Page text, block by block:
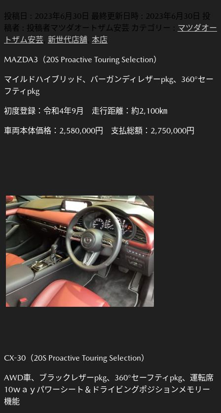
投稿日 : 2023年6月30日 最終更新日時 : 2023年6月30日 投
稿者 : 投稿者マツダオートザム安芸 カテゴリー : マツダオー
トザム安芸, 新世代店舗, 本店
MAZDA3（20S Proactive Touring Selection）
マイルドハイブリッド、バーガンディレザーpkg、360°セー
フティpkg
初度登録：令和4年9月 走行距離：約2,100㎞
車両本体価格：2,580,000円 支払総額：2,750,000円
CX-30（20S Proactive Touring Selection）
AWD車、ブラックレザーpkg、360°セーフティpkg、運転席
10ｗａｙパワーシート＆ドライビングポジションメモリー
機能